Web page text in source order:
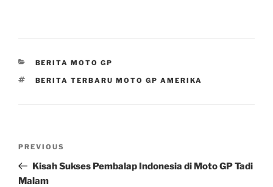
CATEGORIES
BERITA MOTO GP
TAGS
BERITA TERBARU MOTO GP AMERIKA
Previous
Post
PREVIOUS
Kisah Sukses Pembalap Indonesia di Moto GP Tadi
Malam